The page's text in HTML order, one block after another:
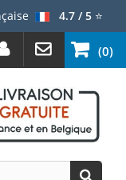
4.7 / 5⭐
(0)